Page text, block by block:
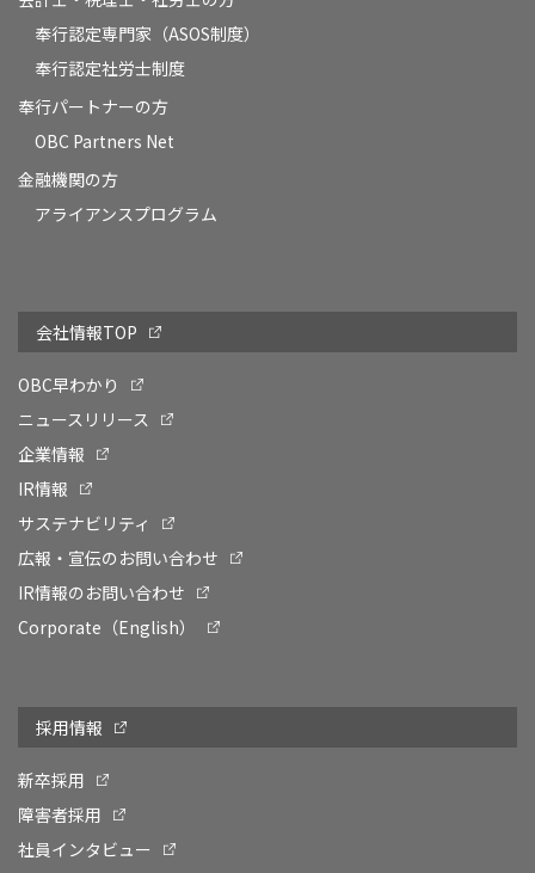
奉行認定専門家（ASOS制度）
奉行認定社労士制度
奉行パートナーの方
OBC Partners Net
金融機関の方
アライアンスプログラム
会社情報TOP
OBC早わかり
ニュースリリース
企業情報
IR情報
サステナビリティ
広報・宣伝のお問い合わせ
IR情報のお問い合わせ
Corporate（English）
採用情報
新卒採用
障害者採用
社員インタビュー